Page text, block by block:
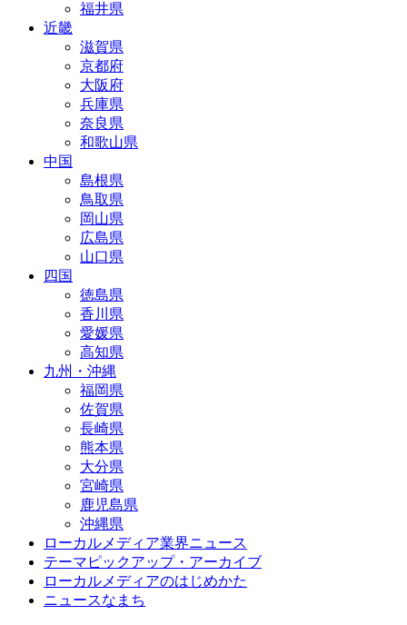
福井県
近畿
滋賀県
京都府
大阪府
兵庫県
奈良県
和歌山県
中国
島根県
鳥取県
岡山県
広島県
山口県
四国
徳島県
香川県
愛媛県
高知県
九州・沖縄
福岡県
佐賀県
長崎県
熊本県
大分県
宮崎県
鹿児島県
沖縄県
ローカルメディア業界ニュース
テーマピックアップ・アーカイブ
ローカルメディアのはじめかた
ニュースなまち